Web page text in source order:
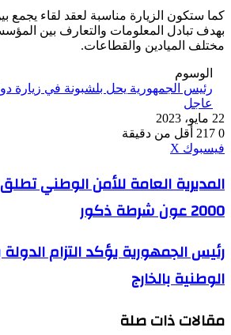
كما ستكون الزيارة مناسبة لعقد لقاء يجمع
بهدف تبادل المعلومات والتعارف بين
مختلف الميادين والقطاعات.
الوسوم
رئيس الجمهورية يحل بلشبونة في زيارة
عاجل
22 مايو، 2023
0
أقل من دقيقة
فيسبوك ‫X
المديرية
العامة
للأمن
مسابقة
2000
شرطة
ذكور
المديرية العامة للأمن الوطني
2000 عون شرطة ذكور
رئيس
الجمهورية
يؤكد
التزام
بحماية
رئيس الجمهورية يؤكد التزام الدولة
الوطنية بالخارج
مقالات ذات صلة